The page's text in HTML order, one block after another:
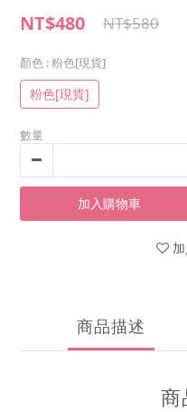
NT$480 NT$580
顏色 : 粉色[現貨]
粉色[現貨]
數量
加入購物車
商品描述
商